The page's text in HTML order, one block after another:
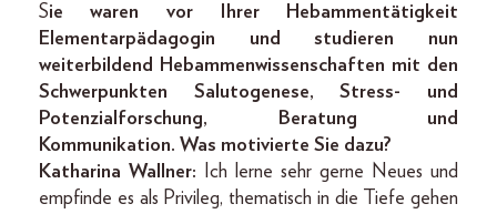
Sie waren vor Ihrer Hebammentätigkeit
Elementarpädagogin und studieren nun
weiterbildend Hebammenwissenschaften mit den
Schwerpunkten Salutogenese, Stress- und
Potenzialforschung, Beratung und
Kommunikation. Was motivierte Sie dazu?
Katharina Wallner: Ich lerne sehr gerne Neues und
empfinde es als Privileg, thematisch in die Tiefe gehen